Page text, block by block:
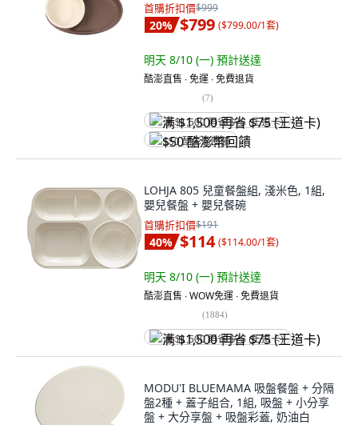
首購折扣價$999
20% $799 ($799.00/1套)
明天 8/10 (一) 預計送達
酷澎直售 ∙ 免運 ∙ 免費退貨
(7)
满 $1,500 再省 $75 (王道卡)
$50 酷澎幣回饋
LOHJA 805 兒童餐盤組, 淺米色, 1組,
嬰兒餐盤 + 嬰兒餐碗
首購折扣價$191
40% $114 ($114.00/1套)
明天 8/10 (一) 預計送達
酷澎直售 ∙ WOW免運 ∙ 免費退貨
(1884)
满 $1,500 再省 $75 (王道卡)
MODU'I BLUEMAMA 吸盤餐盤 + 分隔
盤2種 + 蓋子組合, 1組, 吸盤 + 小分享
盤 + 大分享盤 + 吸盤彩蓋, 奶油白